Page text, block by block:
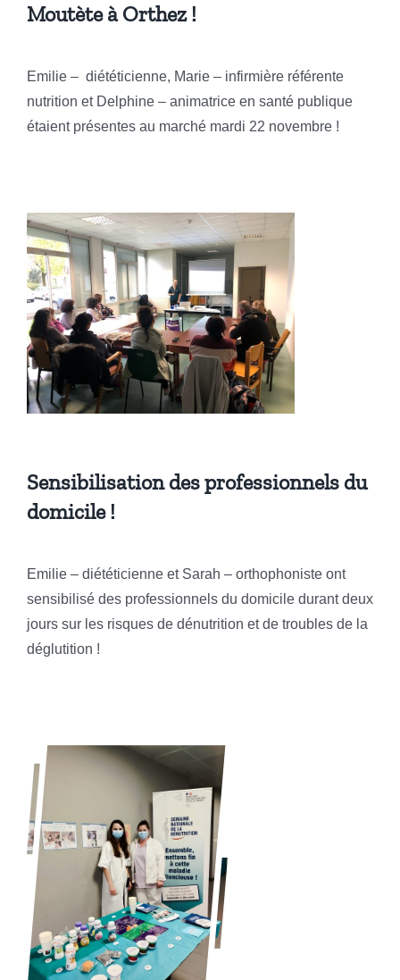
Moutète à Orthez !
Emilie – diététicienne, Marie – infirmière référente
nutrition et Delphine – animatrice en santé publique
étaient présentes au marché mardi 22 novembre !
Sensibilisation des professionnels du
domicile !
Emilie – diététicienne et Sarah – orthophoniste ont
sensibilisé des professionnels du domicile durant deux
jours sur les risques de dénutrition et de troubles de la
déglutition !